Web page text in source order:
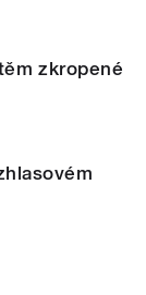
zkropené